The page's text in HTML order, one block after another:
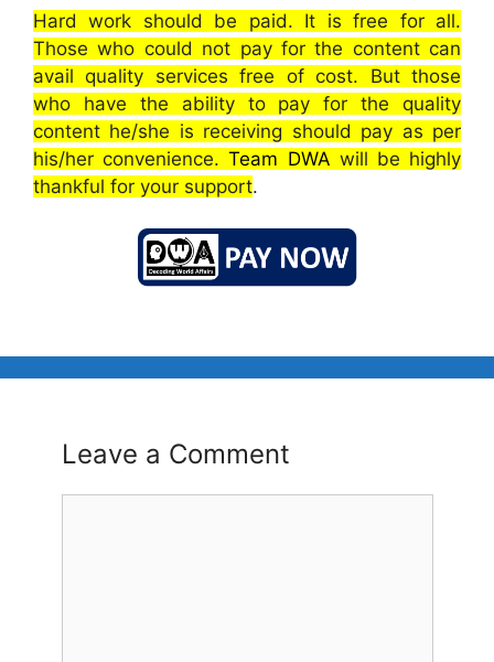
Hard work should be paid. It is free for all.
Those who could not pay for the content can
avail quality services free of cost. But those
who have the ability to pay for the quality
content he/she is receiving should pay as per
his/her convenience.Team DWA will be highly
thankful for your support.
Leave a Comment